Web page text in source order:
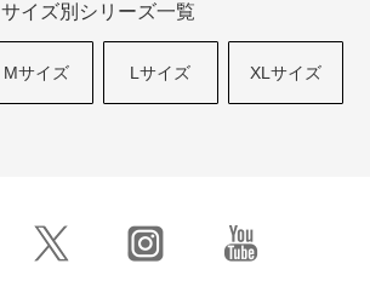
サイズ別シリーズ一覧
Mサイズ Lサイズ XLサイズ